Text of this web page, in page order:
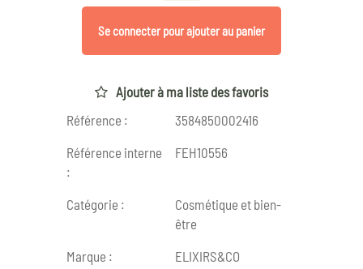
Se connecter pour ajouter au panier
Ajouter à ma liste des favoris
Référence :
3584850002416
Référence interne
:
FEH10556
Catégorie :
Cosmétique et bien-
être
Marque :
ELIXIRS&CO